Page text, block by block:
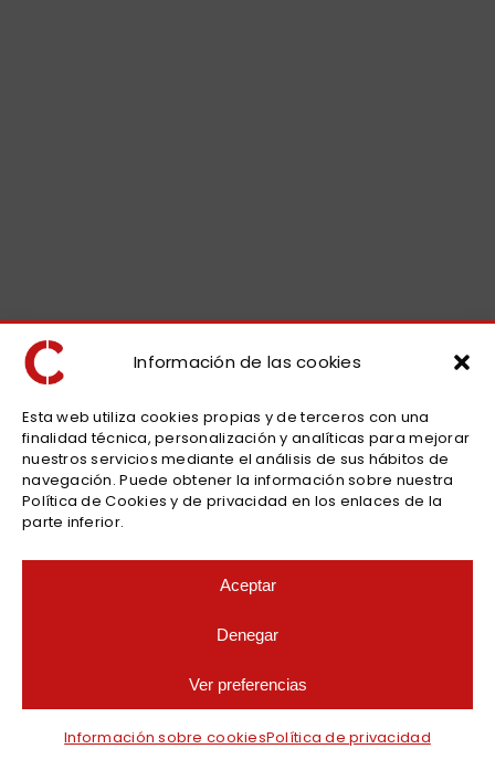
Información de las cookies
Esta web utiliza cookies propias y de terceros con una
finalidad técnica, personalización y analíticas para mejorar
nuestros servicios mediante el análisis de sus hábitos de
navegación. Puede obtener la información sobre nuestra
Política de Cookies y de privacidad en los enlaces de la
parte inferior.
Aceptar
Denegar
Ver preferencias
Información sobre cookiesPolítica de privacidad